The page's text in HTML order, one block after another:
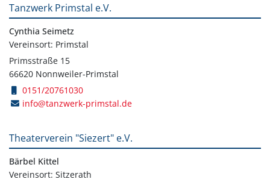
Tanzwerk Primstal e.V.
Cynthia Seimetz
Vereinsort: Primstal
Primsstraße 15
66620 Nonnweiler-Primstal
0151/20761030
info@tanzwerk-primstal.de
Theaterverein "Siezert" e.V.
Bärbel Kittel
Vereinsort: Sitzerath